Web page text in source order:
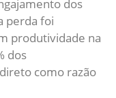
dos
perda foi
produtividade na
dos
como razão